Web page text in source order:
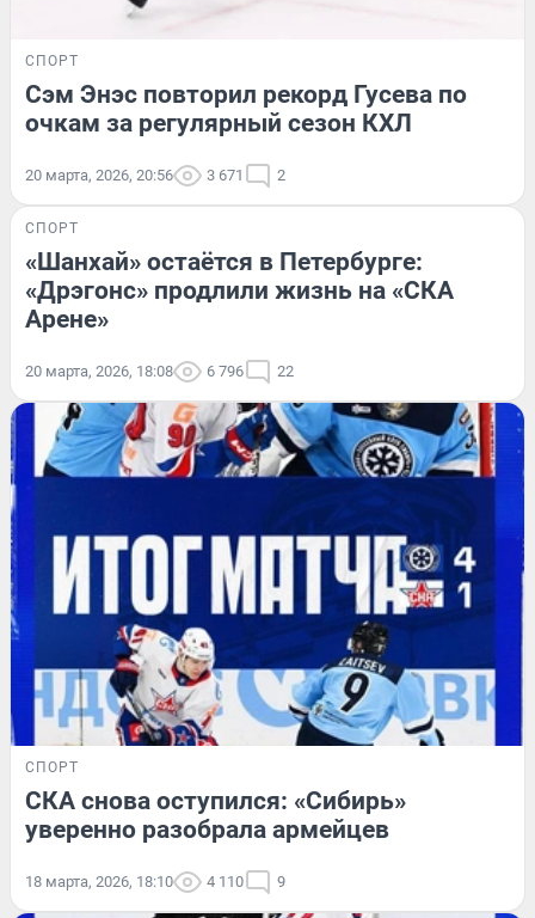
СПОРТ
Сэм Энэс повторил рекорд Гусева по
очкам за регулярный сезон КХЛ
20 марта, 2026, 20:56 3 671 2
СПОРТ
«Шанхай» остаётся в Петербурге:
«Дрэгонс» продлили жизнь на «СКА
Арене»
20 марта, 2026, 18:08 6 796 22
СПОРТ
СКА снова оступился: «Сибирь»
уверенно разобрала армейцев
18 марта, 2026, 18:10 4 110 9